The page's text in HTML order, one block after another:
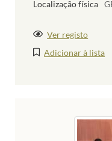
Localização física
Ver registo
Adicionar à lista